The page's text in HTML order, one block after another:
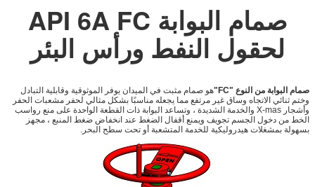
صمام البوابة API 6A FC
لحقول النفط ورأس البئر
صمام البوابة من النوع "FC"
هو صمام مثبت في الميدان يوفر الموثوقية وقابلية التبادل
وختم ثنائي الاتجاه وساق غير مرتفع مما يجعله مناسبًا بشكل مثالي لحفر مشعبات الحفر
وأشجار X-mas والخدمة الشديدة ، وتساعد البوابة ذات القطعة الواحدة على منع رواسب
الخط من دخول الجسم تجويف ويمنع أقفال الضغط عند انخفاض ضغط المنبع ، مجهز
بسهولة بمشغلات هيدروليكية للخدمة المتشعبة أو تحت سطح البحر.